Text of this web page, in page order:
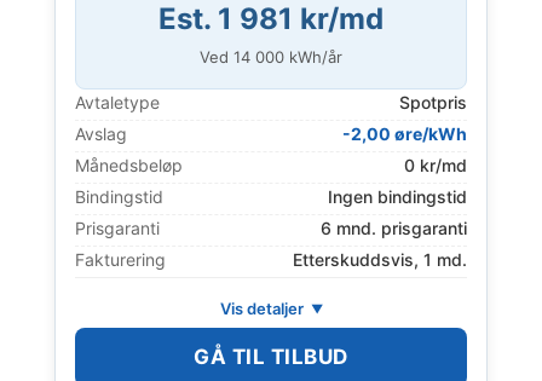
Est. 1 981 kr/md
Ved 14 000 kWh/år
Avtaletype
Spotpris
Avslag
-2,00 øre/kWh
Månedsbeløp
0 kr/md
Bindingstid
Ingen bindingstid
Prisgaranti
6 mnd. prisgaranti
Fakturering
Etterskuddsvis, 1 md.
Vis detaljer
GÅ TIL TILBUD